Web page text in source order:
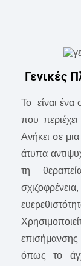
Γενικές
Το είναι
που
Ανήκει σε
άτυπα
τη
όπως το